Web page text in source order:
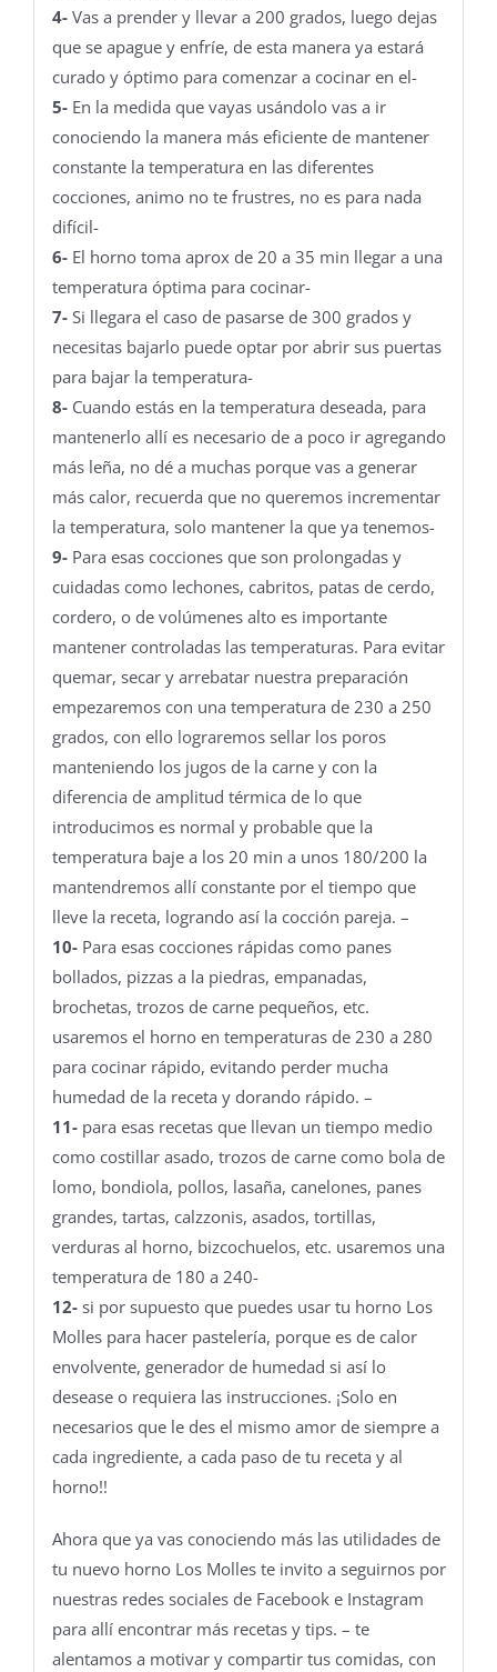
4-Vas a prender y llevar a 200 grados, luego dejas
que se apague y enfríe, de esta manera ya estará
curado y óptimo para comenzar a cocinar en el-
5-En la medida que vayas usándolo vas a ir
conociendo la manera más eficiente de mantener
constante la temperatura en las diferentes
cocciones, animo no te frustres, no es para nada
difícil-
6-El horno toma aprox de 20 a 35 min llegar a una
temperatura óptima para cocinar-
7-Si llegara el caso de pasarse de 300 grados y
necesitas bajarlo puede optar por abrir sus puertas
para bajar la temperatura-
8-Cuando estás en la temperatura deseada, para
mantenerlo allí es necesario de a poco ir agregando
más leña, no dé a muchas porque vas a generar
más calor, recuerda que no queremos incrementar
la temperatura, solo mantener la que ya tenemos-
9-Para esas cocciones que son prolongadas y
cuidadas como lechones, cabritos, patas de cerdo,
cordero, o de volúmenes alto es importante
mantener controladas las temperaturas. Para evitar
quemar, secar y arrebatar nuestra preparación
empezaremos con una temperatura de 230 a 250
grados, con ello lograremos sellar los poros
manteniendo los jugos de la carne y con la
diferencia de amplitud térmica de lo que
introducimos es normal y probable que la
temperatura baje a los 20 min a unos 180/200 la
mantendremos allí constante por el tiempo que
lleve la receta, logrando así la cocción pareja. –
10-Para esas cocciones rápidas como panes
bollados, pizzas a la piedras, empanadas,
brochetas, trozos de carne pequeños, etc.
usaremos el horno en temperaturas de 230 a 280
para cocinar rápido, evitando perder mucha
humedad de la receta y dorando rápido. –
11-para esas recetas que llevan un tiempo medio
como costillar asado, trozos de carne como bola de
lomo, bondiola, pollos, lasaña, canelones, panes
grandes, tartas, calzzonis, asados, tortillas,
verduras al horno, bizcochuelos, etc. usaremos una
temperatura de 180 a 240-
12-si por supuesto que puedes usar tu horno Los
Molles para hacer pastelería, porque es de calor
envolvente, generador de humedad si así lo
desease o requiera las instrucciones. ¡Solo en
necesarios que le des el mismo amor de siempre a
cada ingrediente, a cada paso de tu receta y al
horno!!
Ahora que ya vas conociendo más las utilidades de
tu nuevo horno Los Molles te invito a seguirnos por
nuestras redes sociales de Facebook e Instagram
para allí encontrar más recetas y tips. – te
alentamos a motivar y compartir tus comidas, con